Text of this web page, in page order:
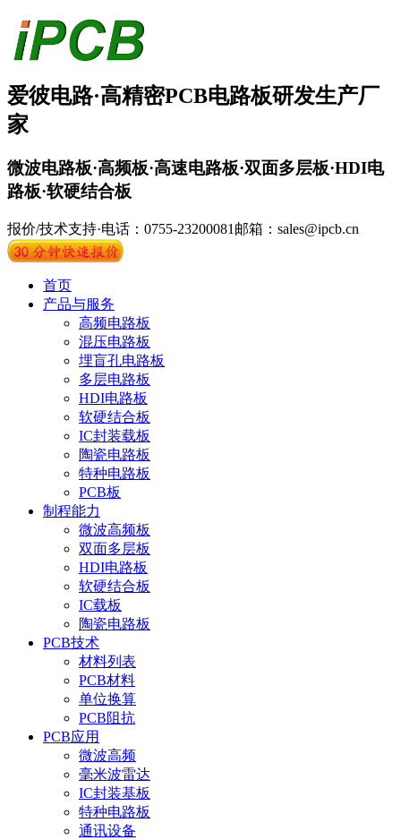
爱彼电路·高精密PCB电路板研发生产厂
家
微波电路板·高频板·高速电路板·双面多层板·HDI电
路板·软硬结合板
报价/技术支持·电话：0755-23200081 邮箱：sales@ipcb.cn
首页
产品与服务
高频电路板
混压电路板
埋盲孔电路板
多层电路板
HDI电路板
软硬结合板
IC封装载板
陶瓷电路板
特种电路板
PCB板
制程能力
微波高频板
双面多层板
HDI电路板
软硬结合板
IC载板
陶瓷电路板
PCB技术
材料列表
PCB材料
单位换算
PCB阻抗
PCB应用
微波高频
毫米波雷达
IC封装基板
特种电路板
通讯设备